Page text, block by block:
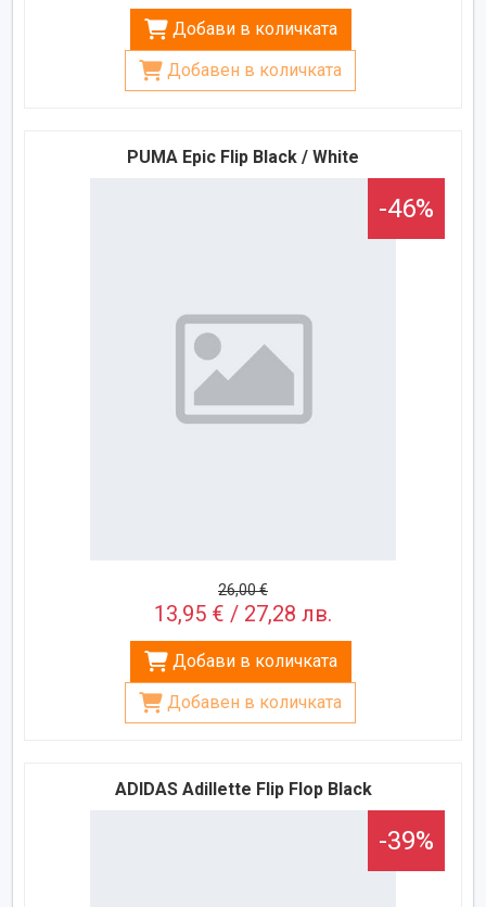
Добави в количката
Добавен в количката
PUMA Epic Flip Black / White
-46%
26,00 €
13,95 € / 27,28 лв.
Добави в количката
Добавен в количката
ADIDAS Adillette Flip Flop Black
-39%